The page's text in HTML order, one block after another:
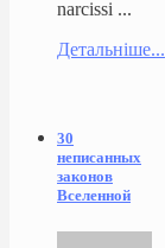
narcissi ...
Детальніше...
30
неписанных
законов
Вселенной